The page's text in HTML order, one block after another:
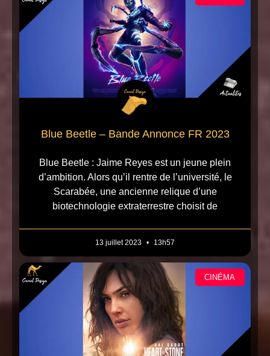
Blue Beetle – Bande Annonce FR 2023
Blue Beetle : Jaime Reyes est un jeune plein
d’ambition. Alors qu’il rentre de l’université, le
Scarabée, une ancienne relique d’une
biotechnologie extraterrestre choisit de
13 juillet 2023 13h57
CINÉMA